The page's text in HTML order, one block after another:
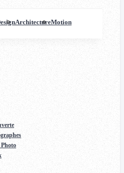
ArchitectureMotion